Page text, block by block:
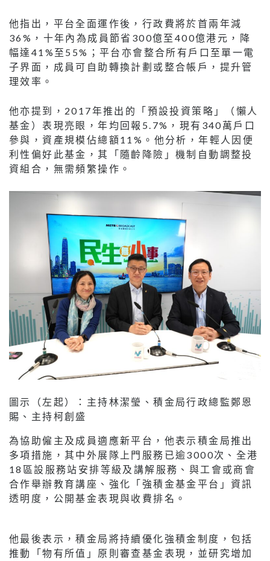
他指出，平台全面運作後，行政費將於首兩年減
36%，十年內為成員節省300億至400億港元，降
幅達41%至55%；平台亦會整合所有戶口至單一電
子界面，成員可自助轉換計劃或整合帳戶，提升管
理效率。
他亦提到，2017年推出的「預設投資策略」（懶人
基金）表現亮眼，年均回報5.7%，現有340萬戶口
參與，資產規模佔總額11%。他分析，年輕人因便
利性偏好此基金，其「隨齡降險」機制自動調整投
資組合，無需頻繁操作。
圖示（左起）：主持林潔瑩、積金局行政總監鄭恩
賜、主持柯創盛
為協助僱主及成員適應新平台，他表示積金局推出
多項措施，其中外展隊上門服務已逾3000次、全港
18區設服務站安排等級及講解服務、與工會或商會
合作舉辦教育講座、強化「強積金基金平台」資訊
透明度，公開基金表現與收費排名。
他最後表示，積金局將持續優化強積金制度，包括
推動「物有所值」原則審查基金表現，並研究增加